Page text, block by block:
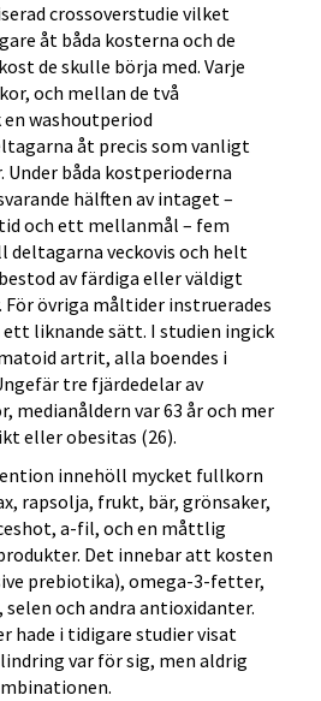
crossoverstudie vilket
åt båda kosterna och de
de skulle börja med. Varje
och mellan de två
washoutperiod
åt precis som vanligt
Under båda kostperioderna
hälften av intaget –
och ett mellanmål – fem
deltagarna veckovis och helt
av färdiga eller väldigt
övriga måltider instruerades
liknande sätt. I studien ingick
artrit, alla boendes i
tre fjärdedelar av
medianåldern var 63 år och mer
eller obesitas (26).
innehöll mycket fullkorn
rapsolja, frukt, bär, grönsaker,
a-fil, och en måttlig
Det innebar att kosten
prebiotika), omega-3-fetter,
och andra antioxidanter.
hade i tidigare studier visat
var för sig, men aldrig